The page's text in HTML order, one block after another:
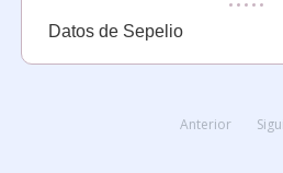
Datos de Sepelio
Anterior